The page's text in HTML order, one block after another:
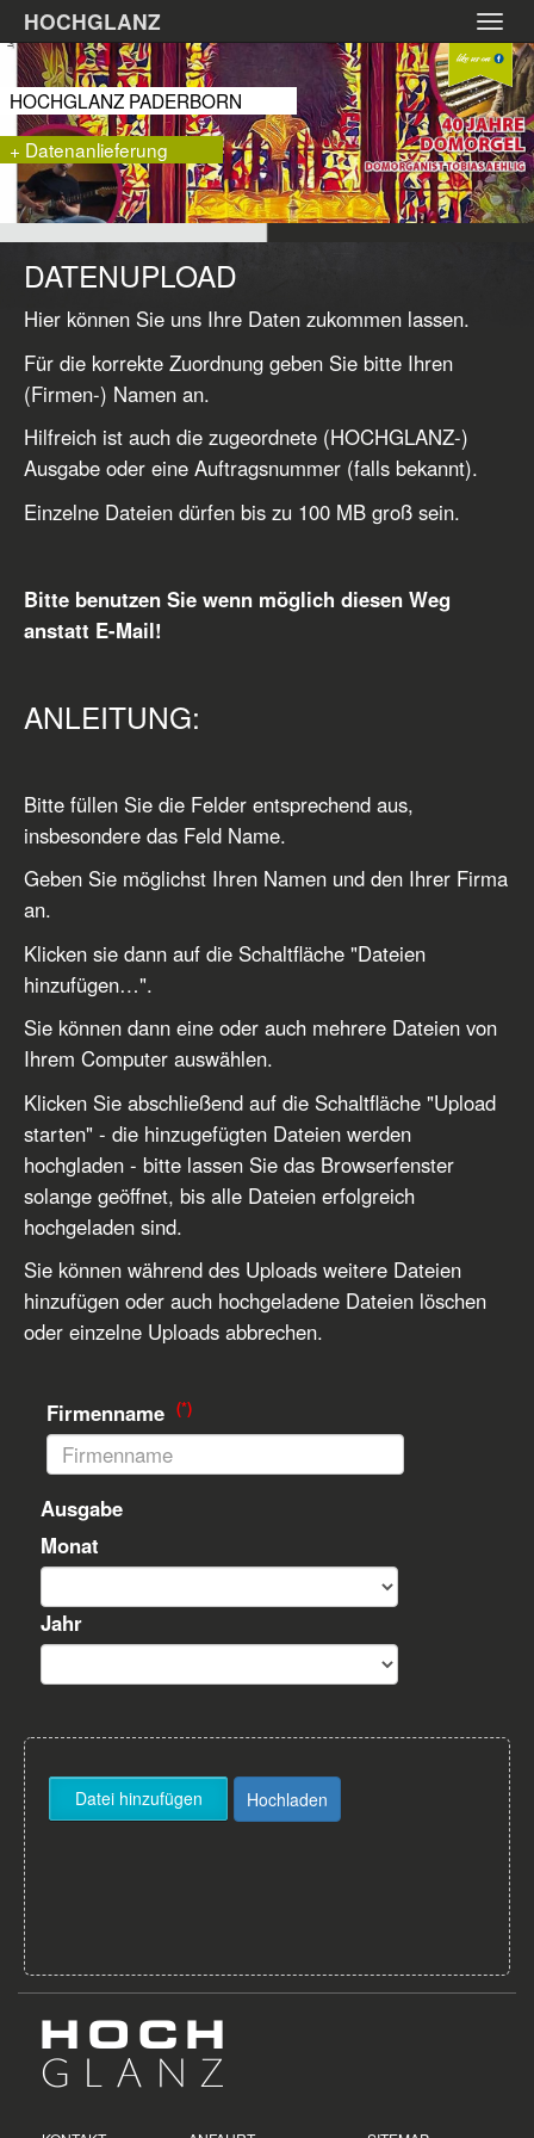
Zum
Hauptinhalt
springen
HOCHGLANZ
HOCHGLANZ PADERBORN
+ Datenanlieferung
DATENUPLOAD
Hier können Sie uns Ihre Daten zukommen lassen.
Für die korrekte Zuordnung geben Sie bitte Ihren
(Firmen-) Namen an.
Hilfreich ist auch die zugeordnete (HOCHGLANZ-)
Ausgabe oder eine Auftragsnummer (falls bekannt).
Einzelne Dateien dürfen bis zu 100 MB groß sein.
Bitte benutzen Sie wenn möglich diesen Weg
anstatt E-Mail!
ANLEITUNG:
Bitte füllen Sie die Felder entsprechend aus,
insbesondere das Feld Name.
Geben Sie möglichst Ihren Namen und den Ihrer Firma
an.
Klicken sie dann auf die Schaltfläche "Dateien
hinzufügen…".
Sie können dann eine oder auch mehrere Dateien von
Ihrem Computer auswählen.
Klicken Sie abschließend auf die Schaltfläche "Upload
starten" - die hinzugefügten Dateien werden
hochgladen - bitte lassen Sie das Browserfenster
solange geöffnet, bis alle Dateien erfolgreich
hochgeladen sind.
Sie können während des Uploads weitere Dateien
hinzufügen oder auch hochgeladene Dateien löschen
oder einzelne Uploads abbrechen.
Firmenname (*)
Ausgabe
Monat
Jahr
Datei hinzufügen Hochladen